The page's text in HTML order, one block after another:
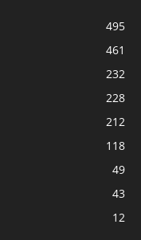
495
461
232
228
212
118
49
43
12